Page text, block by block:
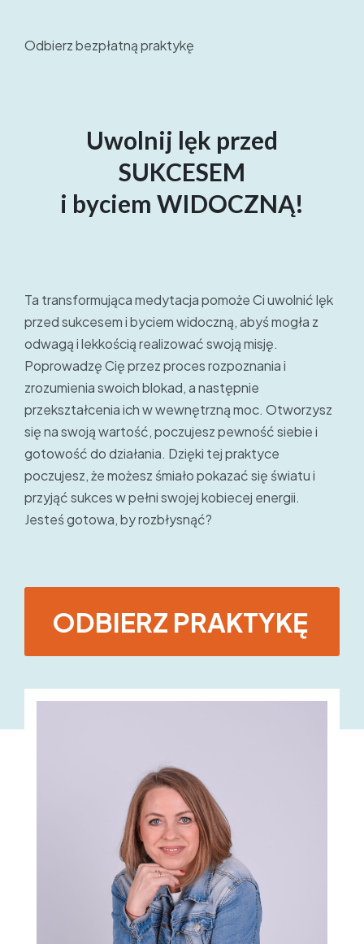
Odbierz bezpłatną praktykę
Uwolnij lęk przed
SUKCESEM
i byciem WIDOCZNĄ!
Ta transformująca medytacja pomoże Ci uwolnić lęk
przed sukcesem i byciem widoczną, abyś mogła z
odwagą i lekkością realizować swoją misję.
Poprowadzę Cię przez proces rozpoznania i
zrozumienia swoich blokad, a następnie
przekształcenia ich w wewnętrzną moc. Otworzysz
się na swoją wartość, poczujesz pewność siebie i
gotowość do działania. Dzięki tej praktyce
poczujesz, że możesz śmiało pokazać się światu i
przyjąć sukces w pełni swojej kobiecej energii.
Jesteś gotowa, by rozbłysnąć?
ODBIERZ PRAKTYKĘ